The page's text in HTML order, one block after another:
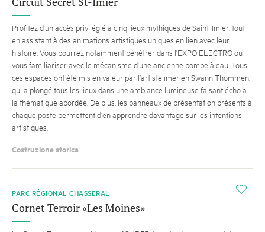
Profitez d’un accès privilégié à cinq lieux mythiques de Saint-Imier, tout
en assistant à des animations artistiques uniques en lien avec leur
histoire. Vous pourrez notamment pénétrer dans l'EXPO ELECTRO ou
vous familiariser avec le mécanisme d’une ancienne pompe à eau. Tous
ces espaces ont été mis en valeur par l’artiste imérien Swann Thommen,
qui a plongé tous les lieux dans une ambiance lumineuse faisant écho à
la thématique abordée. De plus, les panneaux de présentation présents à
chaque poste permettent d’en apprendre davantage sur les intentions
artistiques.
Costruzione storica
i
PARC RÉGIONAL CHASSERAL
Cornet Terroir «Les Moines»